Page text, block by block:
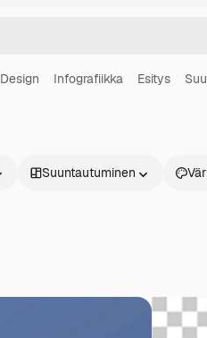
Design Infografiikka Esitys
Suuntautuminen